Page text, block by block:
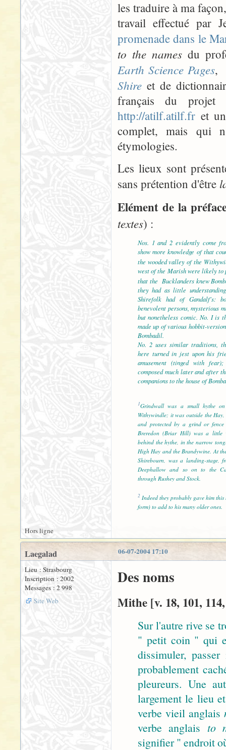
les traduire à ma
travail effectué par
promenade dans le
to the namesdu
Earth Science Pages,
Shire et de
français du
http://atilf.atilf.fr et
complet, mais qui
étymologies.
Les lieux sont
sans prétention d'être
Elément de la
textes) :
Nos. 1 and 2 evidently come
show more knowledge of that
the wooded valley of the
west of the Marish were likely to
that the Bucklanders knew
they had as little
Shirefolk had of Gandalf's:
benevolent persons, mysterious
but nonetheless comic. No. I is
made up of various hobbit-
Bombadil.
No. 2 uses similar traditions,
here turned in jest upon his
amusement (tinged with
composed much later and after
companions to the house of
1Grindwall was a small hythe
Withywindle; it was outside the
and protected by a grind or fence
Breredon (Briar Hill) was a little
behind the hythe, in the narrow
High Hay and the Brandywine. At
Shirebourn, was a landing-stage,
Deephallow and so on to the
through Rushey and Stock.
2 Indeed they probably gave him
form) to add to his many older ones.
Hors ligne
06-07-2004 17:10
Laegalad
Lieu : Strasbourg
Inscription : 2002
Messages : 2 998
Site Web
Des noms
Mithe [v. 18, 101,
Sur l'autre rive se
" petit coin " qui
dissimuler,
probablement
pleureurs. Une
largement le lieu
verbe vieil anglais
verbe anglais to
signifier " endroit